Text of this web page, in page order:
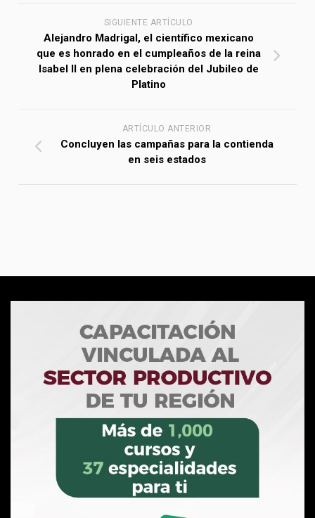
SIGUIENTE ARTÍCULO
Alejandro Madrigal, el científico mexicano
que es honrado en el cumpleaños de la reina
Isabel II en plena celebración del Jubileo de
Platino
ARTÍCULO ANTERIOR
Concluyen las campañas para la contienda
en seis estados